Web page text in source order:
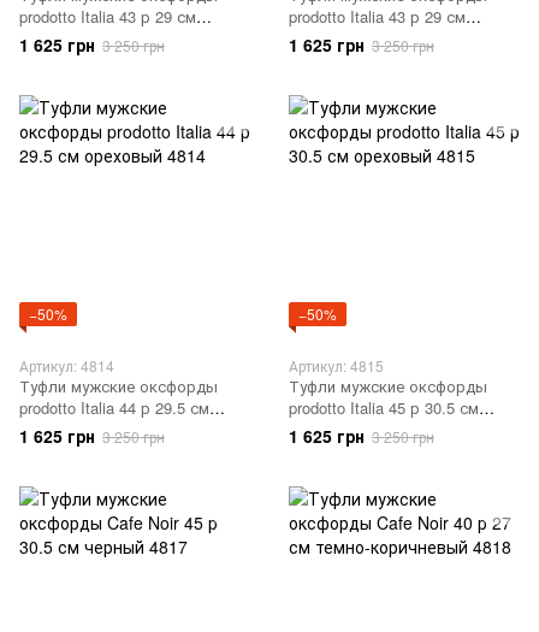
prodotto Italia 43 р 29 см
ореховый 4441
1 625 грн 3 250 грн
prodotto Italia 43 р 29 см
ореховый 4813
1 625 грн 3 250 грн
−50%
Артикул: 4814
Туфли мужские оксфорды
prodotto Italia 44 р 29.5 см
ореховый 4814
1 625 грн 3 250 грн
−50%
Артикул: 4815
Туфли мужские оксфорды
prodotto Italia 45 р 30.5 см
ореховый 4815
1 625 грн 3 250 грн